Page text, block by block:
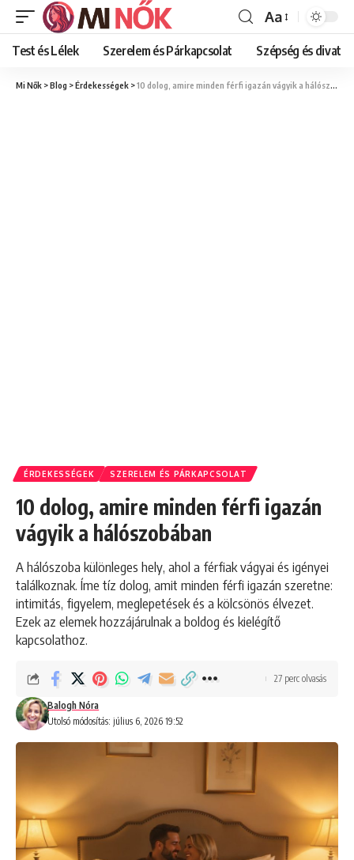
Font
Resizer
Aa
Test és Lélek Szerelem és Párkapcsolat Szépség és divat
Mi Nők >Blog >Érdekességek >10 dolog, amire minden férfi igazán vágyik a hálószobában
ÉRDEKESSÉGEK SZERELEM ÉS PÁRKAPCSOLAT
10 dolog, amire minden férfi igazán
vágyik a hálószobában
A hálószoba különleges hely, ahol a férfiak vágyai és igényei
találkoznak. Íme tíz dolog, amit minden férfi igazán szeretne:
intimitás, figyelem, meglepetések és a kölcsönös élvezet.
Ezek az elemek hozzájárulnak a boldog és kielégítő
kapcsolathoz.
Utolsó módosítás: július 6, 2026 19:52
Balogh Nóra
27 perc olvasás